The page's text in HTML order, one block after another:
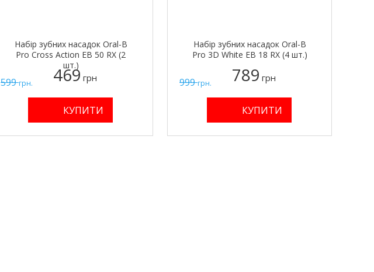
599грн.
Набір зубних насадок Oral-B
Pro Cross Action EB 50 RX (2
шт.)
469 грн 999грн.
Набір зубних насадок Oral-B
Pro 3D White EB 18 RX (4 шт.)
789 грн